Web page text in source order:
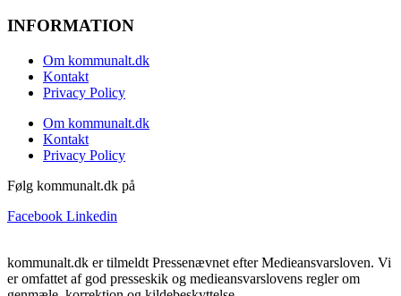
INFORMATION
Om kommunalt.dk
Kontakt
Privacy Policy
Om kommunalt.dk
Kontakt
Privacy Policy
Følg kommunalt.dk på
Facebook Linkedin
kommunalt.dk er tilmeldt Pressenævnet efter Medieansvarsloven. Vi
er omfattet af god presseskik og medieansvarslovens regler om